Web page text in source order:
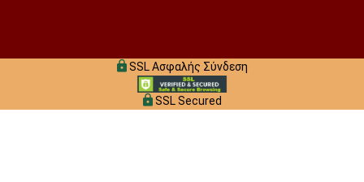
SSL Ασφαλής Σύνδεση
SSL Secured